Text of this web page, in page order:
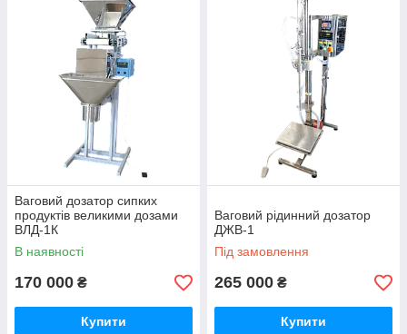
Ваговий дозатор сипких
продуктів великими дозами
ВЛД-1К
В наявності
170 000 ₴
Купити
Ваговий рідинний дозатор
ДЖВ-1
Під замовлення
265 000 ₴
Купити